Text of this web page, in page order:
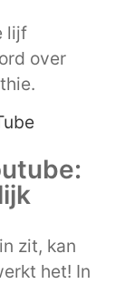
lijf
over
zit, kan
het! In